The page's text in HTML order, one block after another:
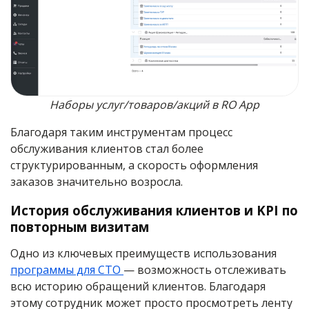
Наборы услуг/товаров/акций в RO App
Благодаря таким инструментам процесс
обслуживания клиентов стал более
структурированным, а скорость оформления
заказов значительно возросла.
История обслуживания клиентов и KPI по
повторным визитам
Одно из ключевых преимуществ использования
программы для СТО — возможность отслеживать
всю историю обращений клиентов. Благодаря
этому сотрудник может просто просмотреть ленту